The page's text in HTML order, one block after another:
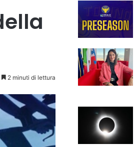
2 minuti di lettura